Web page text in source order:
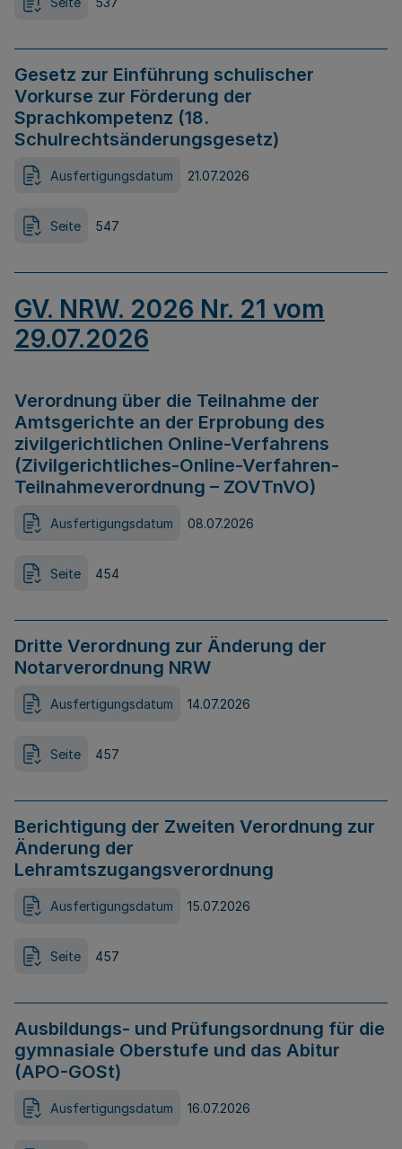
Gesetz zur Einführung schulischer
Vorkurse zur Förderung der
Sprachkompetenz (18.
Schulrechtsänderungsgesetz)
Ausfertigungsdatum 21.07.2026
Seite 547
GV. NRW. 2026 Nr. 21 vom
29.07.2026
Verordnung über die Teilnahme der
Amtsgerichte an der Erprobung des
zivilgerichtlichen Online-Verfahrens
(Zivilgerichtliches-Online-Verfahren-
Teilnahmeverordnung – ZOVTnVO)
Ausfertigungsdatum 08.07.2026
Seite 454
Dritte Verordnung zur Änderung der
Notarverordnung NRW
Ausfertigungsdatum 14.07.2026
Seite 457
Berichtigung der Zweiten Verordnung zur
Änderung der
Lehramtszugangsverordnung
Ausfertigungsdatum 15.07.2026
Seite 457
Ausbildungs- und Prüfungsordnung für die
gymnasiale Oberstufe und das Abitur
(APO-GOSt)
Ausfertigungsdatum 16.07.2026